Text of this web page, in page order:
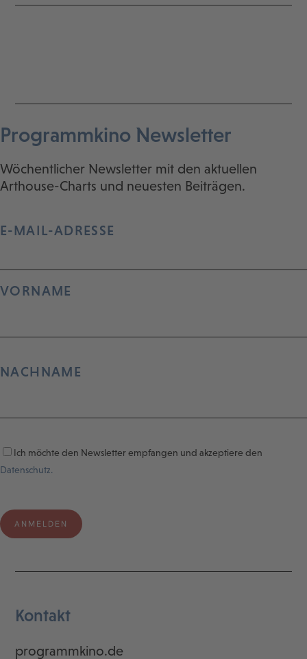
Programmkino Newsletter
Wöchentlicher Newsletter mit den aktuellen
Arthouse-Charts und neuesten Beiträgen.
E-MAIL-ADRESSE
VORNAME
NACHNAME
Ich möchte den Newsletter empfangen und akzeptiere den
Datenschutz.
Kontakt
programmkino.de